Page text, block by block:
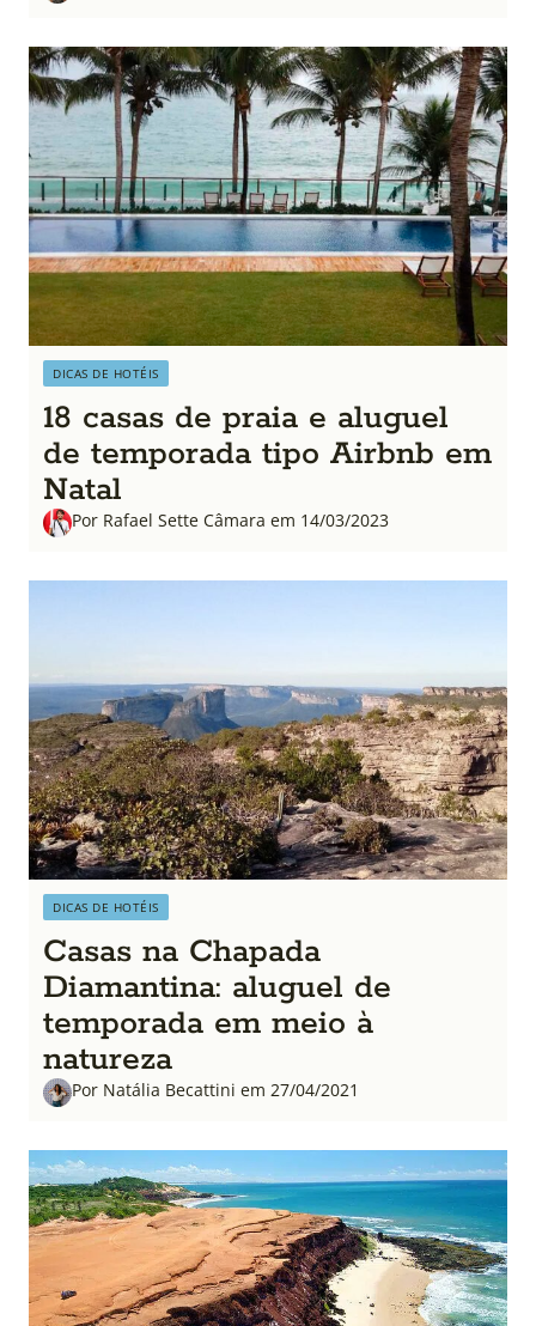
DICAS DE HOTÉIS
18 casas de praia e aluguel
de temporada tipo Airbnb em
Natal
Por Rafael Sette Câmara em 14/03/2023
DICAS DE HOTÉIS
Casas na Chapada
Diamantina: aluguel de
temporada em meio à
natureza
Por Natália Becattini em 27/04/2021